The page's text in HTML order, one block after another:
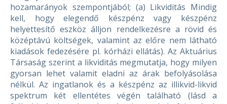
hozamarányok szempontjából; (a) Likviditás Mindig
kell, hogy elegendő készpénz vagy készpénz
helyettesítő eszköz álljon rendelkezésre a rövid és
középtávú költségek, valamint az előre nem látható
kiadások fedezésére pl. kórházi ellátás). Az Aktuárius
Társaság szerint a likviditás megmutatja, hogy milyen
gyorsan lehet valamit eladni az árak befolyásolása
nélkül. Az ingatlanok és a készpénz az illikvid-likvid
spektrum két ellentétes végén található (lásd a